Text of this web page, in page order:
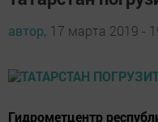
автор, 17 марта 2019 -
Гидрометцентр